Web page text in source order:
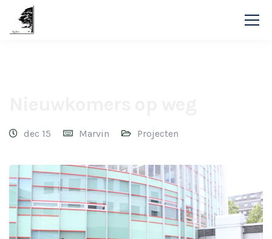
dec 15 Marvin Projecten